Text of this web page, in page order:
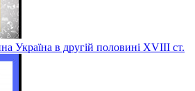
Україна в другій половині ХVІІІ ст.